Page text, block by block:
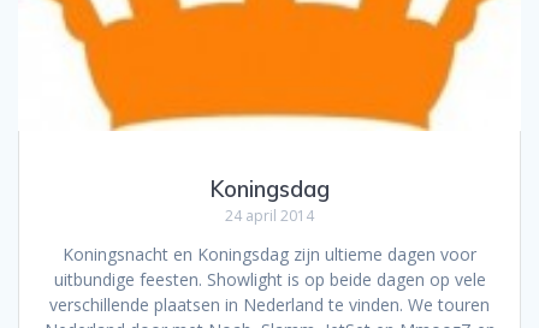
Koningsdag
24 april 2014
Koningsnacht en Koningsdag zijn ultieme dagen voor
uitbundige feesten. Showlight is op beide dagen op vele
verschillende plaatsen in Nederland te vinden. We touren